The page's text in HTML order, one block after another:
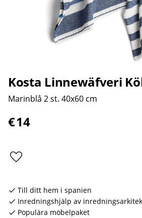
Kosta Linnewäfveri
Marinblå 2 st. 40x60 cm
€14
Lägg till i favoriter
Till ditt hem i spanien
Inredningshjälp av
Populära möbelpaket